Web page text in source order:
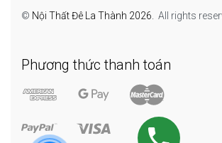
© Nội Thất Đê La Thành 2026. All rights
Phương thức thanh toán